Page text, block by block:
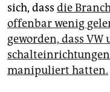
sich, dass die
offenbar wenig
geworden, dass
manipuliert hatten.